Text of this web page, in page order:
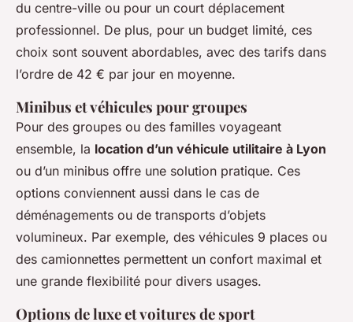
du centre-ville ou pour un court déplacement
professionnel. De plus, pour un budget limité, ces
choix sont souvent abordables, avec des tarifs dans
l’ordre de 42 € par jour en moyenne.
Minibus et véhicules pour groupes
Pour des groupes ou des familles voyageant
ensemble, la location d’un véhicule utilitaire à Lyon
ou d’un minibus offre une solution pratique. Ces
options conviennent aussi dans le cas de
déménagements ou de transports d’objets
volumineux. Par exemple, des véhicules 9 places ou
des camionnettes permettent un confort maximal et
une grande flexibilité pour divers usages.
Options de luxe et voitures de sport